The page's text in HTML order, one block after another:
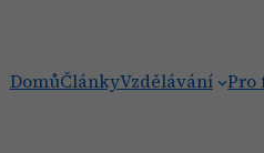
DomůČlánkyVzdělávání Pro